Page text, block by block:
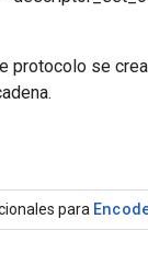
protocolo se
para